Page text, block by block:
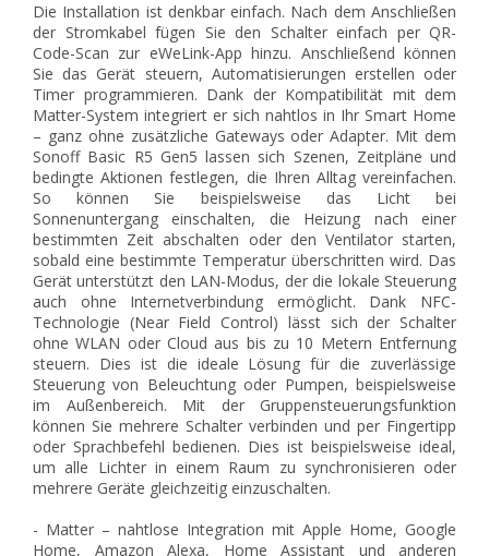
Die Installation ist denkbar einfach. Nach dem Anschließen
der Stromkabel fügen Sie den Schalter einfach per QR-
Code-Scan zur eWeLink-App hinzu. Anschließend können
Sie das Gerät steuern, Automatisierungen erstellen oder
Timer programmieren. Dank der Kompatibilität mit dem
Matter-System integriert er sich nahtlos in Ihr Smart Home
– ganz ohne zusätzliche Gateways oder Adapter. Mit dem
Sonoff Basic R5 Gen5 lassen sich Szenen, Zeitpläne und
bedingte Aktionen festlegen, die Ihren Alltag vereinfachen.
So können Sie beispielsweise das Licht bei
Sonnenuntergang einschalten, die Heizung nach einer
bestimmten Zeit abschalten oder den Ventilator starten,
sobald eine bestimmte Temperatur überschritten wird. Das
Gerät unterstützt den LAN-Modus, der die lokale Steuerung
auch ohne Internetverbindung ermöglicht. Dank NFC-
Technologie (Near Field Control) lässt sich der Schalter
ohne WLAN oder Cloud aus bis zu 10 Metern Entfernung
steuern. Dies ist die ideale Lösung für die zuverlässige
Steuerung von Beleuchtung oder Pumpen, beispielsweise
im Außenbereich. Mit der Gruppensteuerungsfunktion
können Sie mehrere Schalter verbinden und per Fingertipp
oder Sprachbefehl bedienen. Dies ist beispielsweise ideal,
um alle Lichter in einem Raum zu synchronisieren oder
mehrere Geräte gleichzeitig einzuschalten.
- Matter – nahtlose Integration mit Apple Home, Google
Home, Amazon Alexa, Home Assistant und anderen